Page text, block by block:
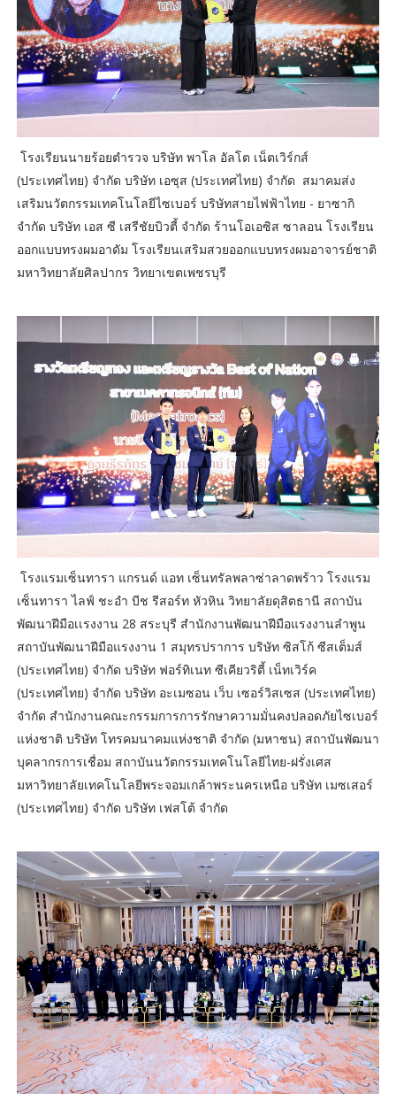
โรงเรียนนายร้อยตำรวจ บริษัท พาโล อัลโต เน็ตเวิร์กส์
(ประเทศไทย) จำกัด บริษัท เอซุส (ประเทศไทย) จำกัด สมาคมส่ง
เสริมนวัตกรรมเทคโนโลยีไซเบอร์ บริษัทสายไฟฟ้าไทย - ยาซากิ
จำกัด บริษัท เอส ซี เสรีชัยบิวตี้ จำกัด ร้านโอเอซิส ซาลอน โรงเรียน
ออกแบบทรงผมอาดัม โรงเรียนเสริมสวยออกแบบทรงผมอาจารย์ชาติ
มหาวิทยาลัยศิลปากร วิทยาเขตเพชรบุรี
โรงแรมเซ็นทารา แกรนด์ แอท เซ็นทรัลพลาซ่าลาดพร้าว โรงแรม
เซ็นทารา ไลฟ์ ชะอำ บีช รีสอร์ท หัวหิน วิทยาลัยดุสิตธานี สถาบัน
พัฒนาฝีมือเเรงงาน 28 สระบุรี สำนักงานพัฒนาฝีมือแรงงานลำพูน
สถาบันพัฒนาฝีมือแรงงาน 1 สมุทรปราการ บริษัท ซิสโก้ ซีสเต็มส์
(ประเทศไทย) จำกัด บริษัท ฟอร์ทิเนท ซีเคียวริตี้ เน็ทเวิร์ค
(ประเทศไทย) จำกัด บริษัท อะเมซอน เว็บ เซอร์วิสเซส (ประเทศไทย)
จำกัด สำนักงานคณะกรรมการการรักษาความมั่นคงปลอดภัยไซเบอร์
แห่งชาติ บริษัท โทรคมนาคมแห่งชาติ จำกัด (มหาชน) สถาบันพัฒนา
บุคลากรการเชื่อม สถาบันนวัตกรรมเทคโนโลยีไทย-ฝรั่งเศส
มหาวิทยาลัยเทคโนโลยีพระจอมเกล้าพระนครเหนือ บริษัท เมซเสอร์
(ประเทศไทย) จำกัด บริษัท เฟสโต้ จำกัด